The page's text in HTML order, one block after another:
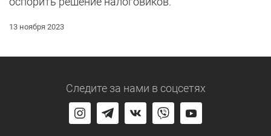
13 ноября 2023
Следите за нами в соцсетях